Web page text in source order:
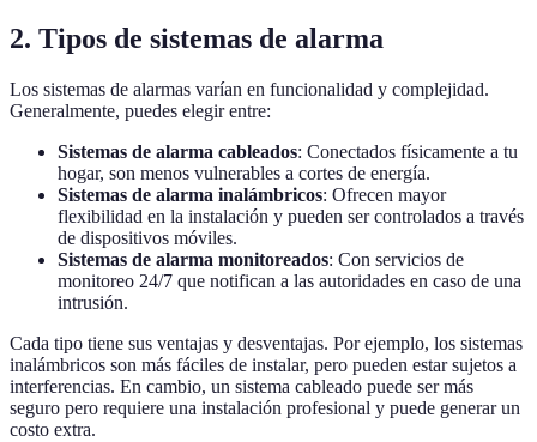
2. Tipos de sistemas de alarma
Los sistemas de alarmas varían en funcionalidad y complejidad.
Generalmente, puedes elegir entre:
Sistemas de alarma cableados: Conectados físicamente a tu
hogar, son menos vulnerables a cortes de energía.
Sistemas de alarma inalámbricos: Ofrecen mayor
flexibilidad en la instalación y pueden ser controlados a través
de dispositivos móviles.
Sistemas de alarma monitoreados: Con servicios de
monitoreo 24/7 que notifican a las autoridades en caso de una
intrusión.
Cada tipo tiene sus ventajas y desventajas. Por ejemplo, los sistemas
inalámbricos son más fáciles de instalar, pero pueden estar sujetos a
interferencias. En cambio, un sistema cableado puede ser más
seguro pero requiere una instalación profesional y puede generar un
costo extra.